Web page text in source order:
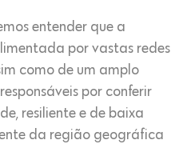
entender que a
por vastas redes
como de um amplo
por conferir
resiliente e de baixa
da região geográfica